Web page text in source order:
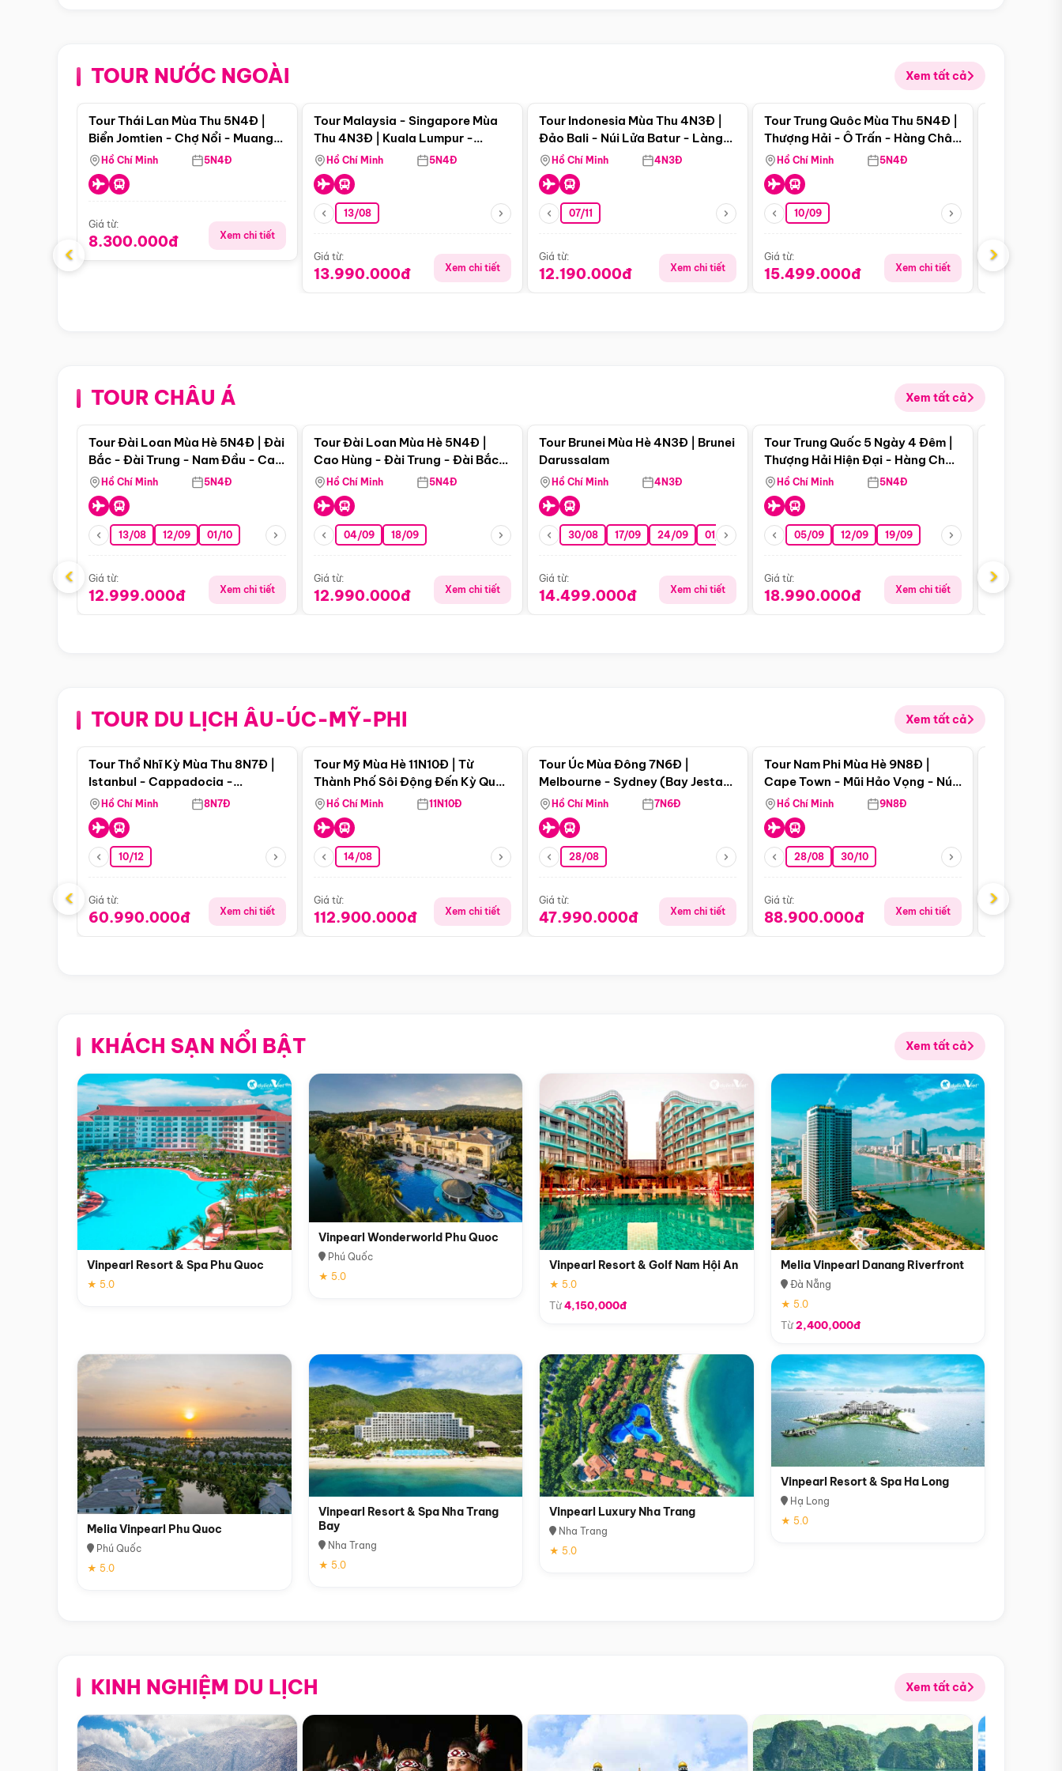
TOUR NƯỚC NGOÀI Xem tất cả
Điểm nổi bật
Tour Thái Lan Mùa Thu 5N4Đ |
Biển Jomtien - Chợ Nổi - Muang
Boran - Suanthai (Bay Vietnam
Airlines)
Hồ Chí Minh 5N4Đ
Giá từ:
8.300.000đ Xem chi tiết
Tour Malaysia - Singapore Mùa
Thu 4N3Đ | Kuala Lumpur -
Malacca - Johor Baru -
Singapore
Hồ Chí Minh 5N4Đ
13/08
Giá từ:
13.990.000đ Xem chi tiết
Tour Indonesia Mùa Thu 4N3Đ |
Đảo Bali - Núi Lửa Batur - Làng
Penglipuran
Hồ Chí Minh 4N3Đ
07/11
Giá từ:
12.190.000đ Xem chi tiết
Điểm nổi bật
Tour Trung Quôc Mùa Thu 5N4Đ |
Thượng Hải - Ô Trấn - Hàng Châu
(Tour Không Shopping)
Hồ Chí Minh 5N4Đ
10/09
Giá từ:
15.499.000đ Xem chi tiết
Giá từ:
‹ ›
TOUR CHÂU Á Xem tất cả
Điểm nổi bật
Tour Đài Loan Mùa Hè 5N4Đ | Đài
Bắc - Đài Trung - Nam Đầu - Cao
Hùng ( Bay Vn)
Hồ Chí Minh 5N4Đ
13/08 12/09 01/10
Giá từ:
12.999.000đ Xem chi tiết
Tour Đài Loan Mùa Hè 5N4Đ |
Cao Hùng - Đài Trung - Đài Bắc
(Bay Vj)
Hồ Chí Minh 5N4Đ
04/09 18/09
Giá từ:
12.990.000đ Xem chi tiết
Tour Brunei Mùa Hè 4N3Đ | Brunei
Darussalam
Hồ Chí Minh 4N3Đ
30/08 17/09 24/09 01/10 15/10 29/10
Giá từ:
14.499.000đ Xem chi tiết
Điểm nổi bật
Tour Trung Quốc 5 Ngày 4 Đêm |
Thượng Hải Hiện Đại - Hàng Châu
Nên Thơ - Ô Trấn Cổ Kính
Hồ Chí Minh 5N4Đ
05/09 12/09 19/09
Giá từ:
18.990.000đ Xem chi tiết
Giá từ:
‹ ›
TOUR DU LỊCH ÂU-ÚC-MỸ-PHI Xem tất cả
Điểm nổi bật
Tour Thổ Nhĩ Kỳ Mùa Thu 8N7Đ |
Istanbul - Cappadocia -
Pamukkale
Hồ Chí Minh 8N7Đ
10/12
Giá từ:
60.990.000đ Xem chi tiết
Tour Mỹ Mùa Hè 11N10Đ | Từ
Thành Phố Sôi Động Đến Kỳ Quan
Thiên Nhiên Mỹ
Hồ Chí Minh 11N10Đ
14/08
Giá từ:
112.900.000đ Xem chi tiết
Tour Úc Mùa Đông 7N6Đ |
Melbourne - Sydney (Bay Jestar
Airways)
Hồ Chí Minh 7N6Đ
28/08
Giá từ:
47.990.000đ Xem chi tiết
Điểm nổi bật
Tour Nam Phi Mùa Hè 9N8Đ |
Cape Town - Mũi Hảo Vọng - Núi
Bàn - Johannesburg - Pretoria -
Safari - Lodge
Hồ Chí Minh 9N8Đ
28/08 30/10
Giá từ:
88.900.000đ Xem chi tiết
Giá từ:
‹ ›
KHÁCH SẠN NỔI BẬT Xem tất cả
Vinpearl Resort & Spa Phu Quoc
★ 5.0
Vinpearl Wonderworld Phu Quoc
Phú Quốc
★ 5.0
Vinpearl Resort & Golf Nam Hội An
★ 5.0
Từ4,150,000đ
Melia Vinpearl Danang Riverfront
Đà Nẵng
★ 5.0
Từ2,400,000đ
Melia Vinpearl Phu Quoc
Phú Quốc
★ 5.0
Vinpearl Resort & Spa Nha Trang
Bay
Nha Trang
★ 5.0
Vinpearl Luxury Nha Trang
Nha Trang
★ 5.0
Vinpearl Resort & Spa Ha Long
Hạ Long
★ 5.0
KINH NGHIỆM DU LỊCH Xem tất cả